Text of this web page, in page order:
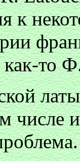
к
то
числе